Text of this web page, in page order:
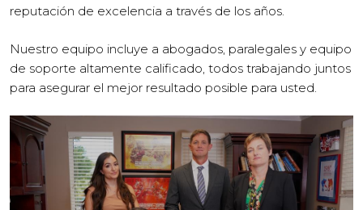
reputación de excelencia a través de los años.
Nuestro equipo incluye a abogados, paralegales y equipo
de soporte altamente calificado, todos trabajando juntos
para asegurar el mejor resultado posible para usted.